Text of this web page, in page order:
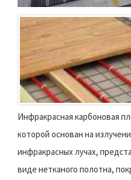
Инфракрасная карбоновая
которой основан на
инфракрасных лучах,
виде нетканого полотна,